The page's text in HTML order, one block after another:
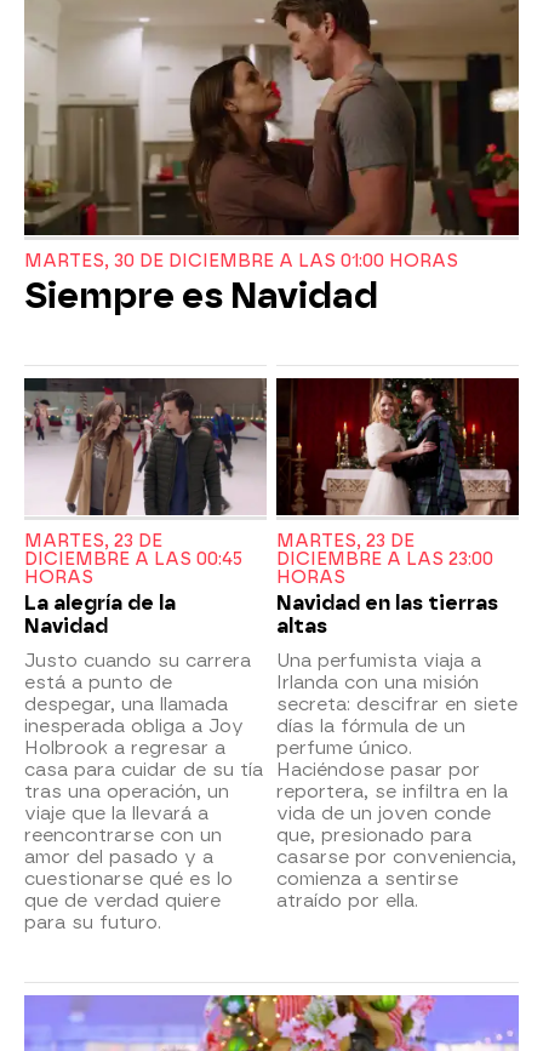
MARTES, 30 DE DICIEMBRE A LAS 01:00 HORAS
Siempre es Navidad
MARTES, 23 DE
DICIEMBRE A LAS 00:45
HORAS
La alegría de la
Navidad
Justo cuando su carrera
está a punto de
despegar, una llamada
inesperada obliga a Joy
Holbrook a regresar a
casa para cuidar de su tía
tras una operación, un
viaje que la llevará a
reencontrarse con un
amor del pasado y a
cuestionarse qué es lo
que de verdad quiere
para su futuro.
MARTES, 23 DE
DICIEMBRE A LAS 23:00
HORAS
Navidad en las tierras
altas
Una perfumista viaja a
Irlanda con una misión
secreta: descifrar en siete
días la fórmula de un
perfume único.
Haciéndose pasar por
reportera, se infiltra en la
vida de un joven conde
que, presionado para
casarse por conveniencia,
comienza a sentirse
atraído por ella.